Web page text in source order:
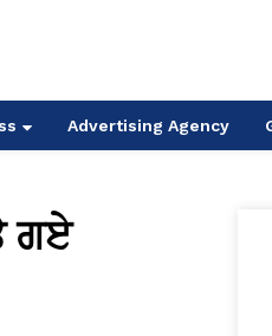
Advertising Agency
ਗਏ